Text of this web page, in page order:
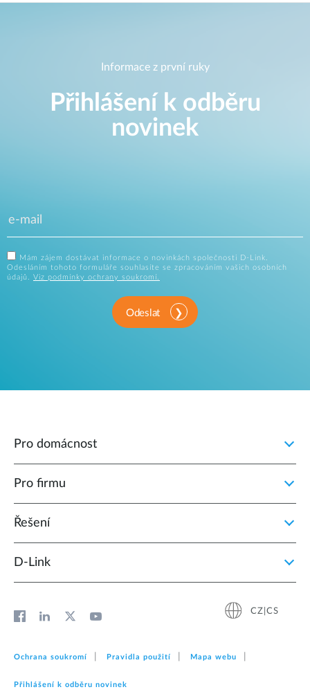
Informace z první ruky
Přihlášení k odběru
novinek
Mám zájem dostávat informace o novinkách společnosti D-Link.
Odesláním tohoto formuláře souhlasíte se zpracováním vašich osobních
údajů. Viz podmínky ochrany soukromí.
Odeslat
Pro domácnost
Pro firmu
Řešení
D‑Link
CZ|CS
Ochrana soukromí Pravidla použití Mapa webu
Přihlášení k odběru novinek